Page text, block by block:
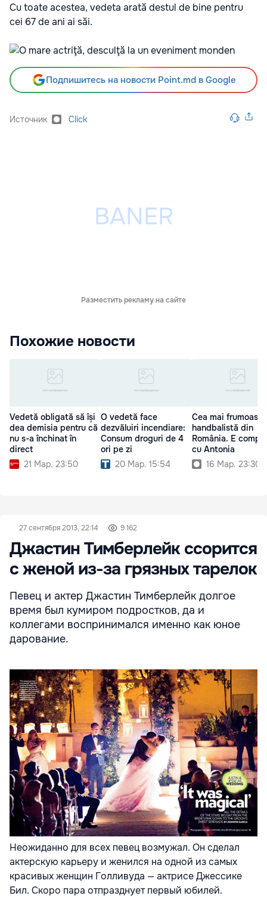
Cu toate acestea, vedeta arată destul de bine pentru
cei 67 de ani ai săi.
Подпишитесь на новости Point.md в Google
Источник Click
Разместить рекламу на сайте
Похожие новости
Vedetă obligată să își
dea demisia pentru că
nu s-a închinat în
direct
21 Мар. 23:50
O vedetă face
dezvăluiri incendiare:
Consum droguri de 4
ori pe zi
20 Мар. 15:54
Cea mai frumoasă
handbalistă din
România. E
cu Antonia
16 Мар. 23:30
27 сентября 2013, 22:14 9 162
Джастин Тимберлейк ссорится
с женой из-за грязных тарелок
Певец и актер Джастин Тимберлейк долгое
время был кумиром подростков, да и
коллегами воспринимался именно как юное
дарование.
Неожиданно для всех певец возмужал. Он сделал
актерскую карьеру и женился на одной из самых
красивых женщин Голливуда — актрисе Джессике
Бил. Скоро пара отпразднует первый юбилей.